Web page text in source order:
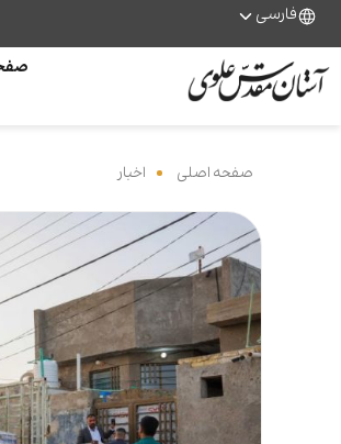
فارسی
صفحه اصلی اخبار